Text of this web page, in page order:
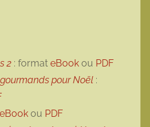
2 : format eBook ou PDF
pour Noël :
eBook ou PDF